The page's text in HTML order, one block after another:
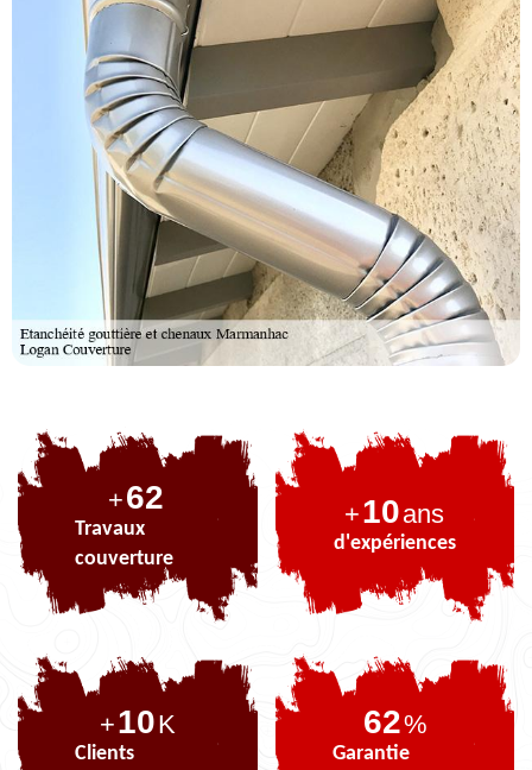
+79
Travaux
couverture
+10ans
d'expériences
+10K
Clients
79%
Garantie